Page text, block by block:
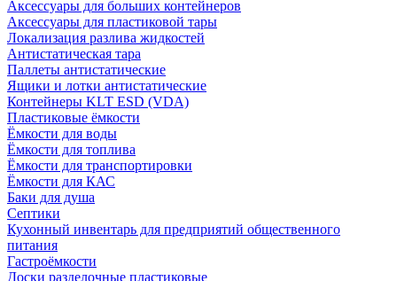
Аксессуары для больших контейнеров
Аксессуары для пластиковой тары
Локализация разлива жидкостей
Антистатическая тара
Паллеты антистатические
Ящики и лотки антистатические
Контейнеры KLT ESD (VDA)
Пластиковые ёмкости
Ёмкости для воды
Ёмкости для топлива
Ёмкости для транспортировки
Ёмкости для КАС
Баки для душа
Септики
Кухонный инвентарь для предприятий общественного
питания
Гастроёмкости
Доски разделочные пластиковые